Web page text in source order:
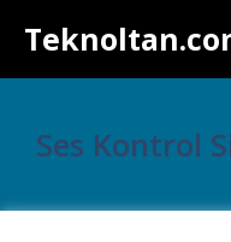
atla
Ses Kontrol